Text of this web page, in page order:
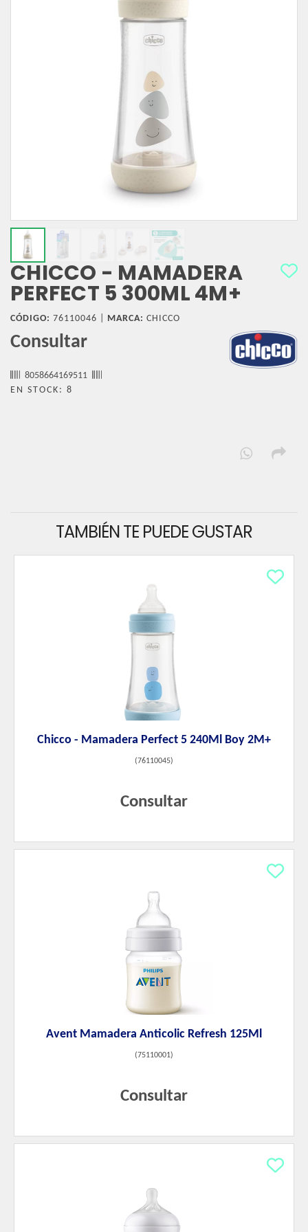
CHICCO - MAMADERA
PERFECT 5 300ML 4M+
CÓDIGO: 76110046 | MARCA: CHICCO
Consultar
8058664169511
EN STOCK: 8
TAMBIÉN TE PUEDE GUSTAR
Chicco - Mamadera Perfect 5 240Ml Boy 2M+
(76110045)
Consultar
Avent Mamadera Anticolic Refresh 125Ml
(75110001)
Consultar